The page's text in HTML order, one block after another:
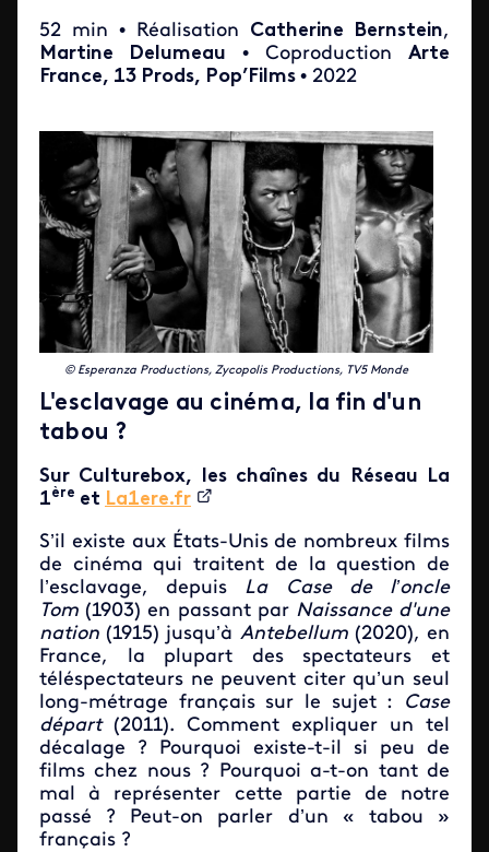
52 min • Réalisation Catherine Bernstein,
Martine Delumeau • Coproduction Arte
France, 13 Prods, Pop’Films • 2022
© Esperanza Productions, Zycopolis Productions, TV5 Monde
L'esclavage au cinéma, la fin d'un
tabou ?
Sur Culturebox, les chaînes du Réseau La
1ère et La1ere.fr
S’il existe aux États-Unis de nombreux films
de cinéma qui traitent de la question de
l’esclavage, depuis La Case de l’oncle
Tom (1903) en passant parNaissance d'une
nation (1915) jusqu’à Antebellum(2020), en
France, la plupart des spectateurs et
téléspectateurs ne peuvent citer qu’un seul
long-métrage français sur le sujet :
Case
départ(2011). Comment expliquer un tel
décalage ? Pourquoi existe-t-il si peu de
films chez nous ? Pourquoi a-t-on tant de
mal à représenter cette partie de notre
passé ? Peut-on parler d’un « tabou »
français ?